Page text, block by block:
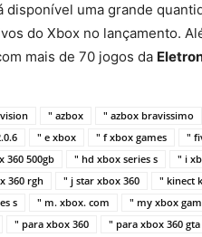
disponível uma grande
do Xbox no lançamento.
mais de 70 jogos da
" azbox " azbox bravissimo
" e xbox " f xbox games "
360 500gb " hd xbox series s " i
360 rgh " j star xbox 360 " kinect
s " m. xbox. com " my xbox
" para xbox 360 " para xbox 360 gta